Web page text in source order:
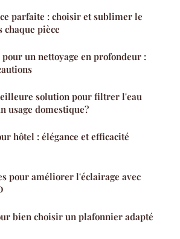
parfaite : choisir et sublimer le
pièce
un nettoyage en profondeur :
solution pour filtrer l'eau
usage domestique?
hôtel : élégance et efficacité
pour améliorer l'éclairage avec
bien choisir un plafonnier adapté